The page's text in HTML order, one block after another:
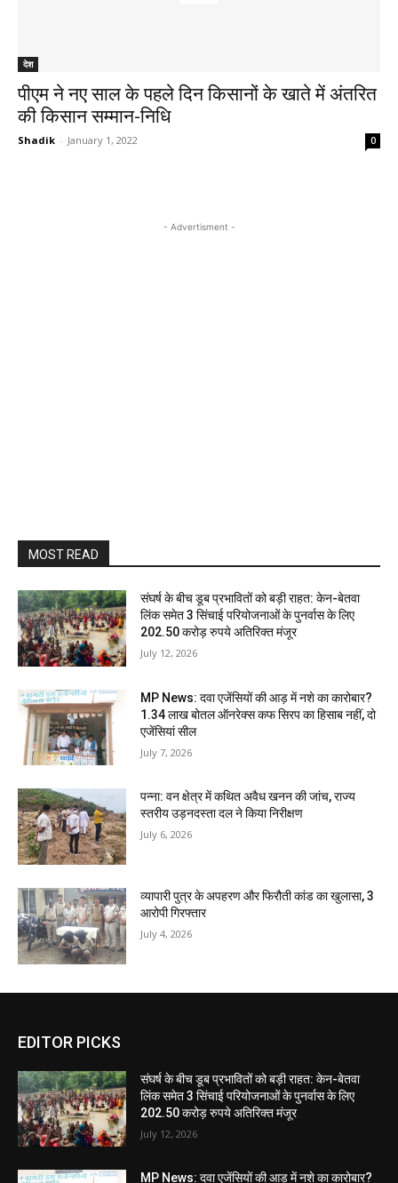
देश
पीएम ने नए साल के पहले दिन किसानों के खाते में अंतरित
की किसान सम्मान-निधि
Shadik - January 1, 2022 0
- Advertisment -
MOST READ
संघर्ष के बीच डूब प्रभावितों को बड़ी राहत: केन-बेतवा
लिंक समेत 3 सिंचाई परियोजनाओं के पुनर्वास के लिए
202.50 करोड़ रुपये अतिरिक्त मंजूर
July 12, 2026
MP News: दवा एजेंसियों की आड़ में नशे का कारोबार?
1.34 लाख बोतल ऑनरेक्स कफ सिरप का हिसाब नहीं, दो
एजेंसियां सील
July 7, 2026
पन्ना: वन क्षेत्र में कथित अवैध खनन की जांच, राज्य
स्तरीय उड़नदस्ता दल ने किया निरीक्षण
July 6, 2026
व्यापारी पुत्र के अपहरण और फिरौती कांड का खुलासा, 3
आरोपी गिरफ्तार
July 4, 2026
EDITOR PICKS
संघर्ष के बीच डूब प्रभावितों को बड़ी राहत: केन-बेतवा
लिंक समेत 3 सिंचाई परियोजनाओं के पुनर्वास के लिए
202.50 करोड़ रुपये अतिरिक्त मंजूर
July 12, 2026
MP News: दवा एजेंसियों की आड़ में नशे का कारोबार?